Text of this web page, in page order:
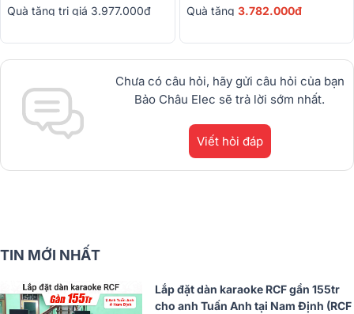
Quà tặng trị giá 3.977.000đ Quà tặng 3.782.000đ
Chưa có câu hỏi, hãy gửi câu hỏi của bạn
Bảo Châu Elec sẽ trả lời sớm nhất.
Viết hỏi đáp
TIN MỚI NHẤT
Lắp đặt dàn karaoke RCF gần 155tr
cho anh Tuấn Anh tại Nam Định (RCF